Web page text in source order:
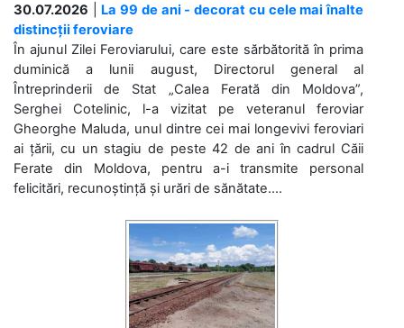
30.07.2026
La 99 de ani - decorat cu cele mai înalte
distincții feroviare
În ajunul Zilei Feroviarului, care este sărbătorită în prima
duminică a lunii august, Directorul general al
Întreprinderii de Stat „Calea Ferată din Moldova”,
Serghei Cotelinic, l-a vizitat pe veteranul feroviar
Gheorghe Maluda, unul dintre cei mai longevivi feroviari
ai țării, cu un stagiu de peste 42 de ani în cadrul Căii
Ferate din Moldova, pentru a-i transmite personal
felicitări, recunoștință și urări de sănătate....